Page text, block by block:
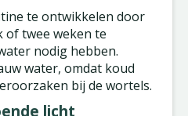
te ontwikkelen door
of twee weken te
nodig hebben.
water, omdat koud
bij de wortels.
licht